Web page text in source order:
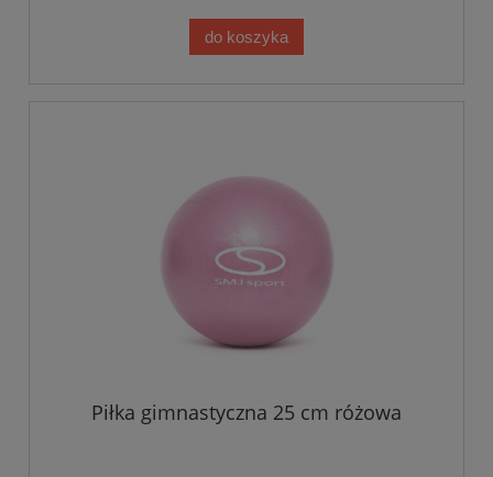
do koszyka
Piłka gimnastyczna 25 cm różowa